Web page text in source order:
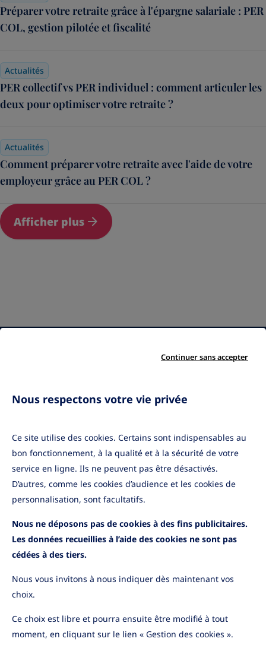
Préparer votre retraite grâce à l'épargne salariale : PER
COL, gestion pilotée et fiscalité
Actualités
PER collectif vs PER individuel : comment articuler les
deux pour optimiser votre retraite ?
Actualités
Comment préparer votre retraite avec l'aide de votre
employeur grâce au PER COL ?
Afficher plus
Démarche qualité
Gestion des cookies
Accessibilité
Informations pratiques
Application mobile
Informations sécurité
Contactez-nous
Nous respectons votre vie privée
Ce site utilise des cookies. Certains sont indispensables au
bon fonctionnement, à la qualité et à la sécurité de votre
service en ligne. Ils ne peuvent pas être désactivés.
D’autres, comme les cookies d’audience et les cookies de
personnalisation, sont facultatifs.
Nous ne déposons pas de cookies à des fins publicitaires.
Les données recueillies à l’aide des cookies ne sont pas
cédées à des tiers.
Nous vous invitons à nous indiquer dès maintenant vos
choix.
Ce choix est libre et pourra ensuite être modifié à tout
moment, en cliquant sur le lien « Gestion des cookies ».
Continuer sans accepter